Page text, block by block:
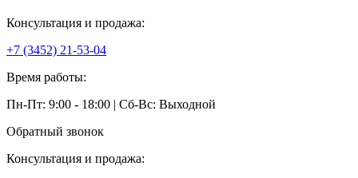
Консультация и продажа:
+7 (3452) 21-53-04
Время работы:
Пн-Пт: 9:00 - 18:00 | Сб-Вс: Выходной
Обратный звонок
Консультация и продажа: